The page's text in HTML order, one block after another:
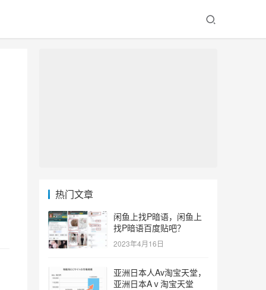
热门文章
闲鱼上找P暗语，闲鱼上
找P暗语百度贴吧？
2023年4月16日
亚洲日本人Av淘宝天堂，
亚洲日本Aⅴ淘宝天堂